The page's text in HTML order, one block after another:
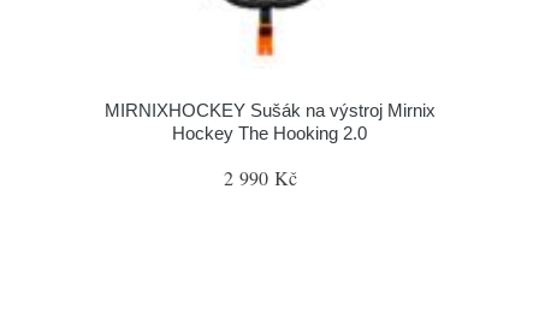
MIRNIXHOCKEY Sušák na výstroj Mirnix
Hockey The Hooking 2.0
2 990 Kč